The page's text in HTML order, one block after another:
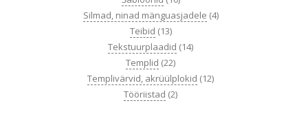
Silmad, ninad mänguasjadele (4)
Teibid (13)
Tekstuurplaadid (14)
Templid (22)
Templivärvid, akrüülplokid (12)
Tööriistad (2)